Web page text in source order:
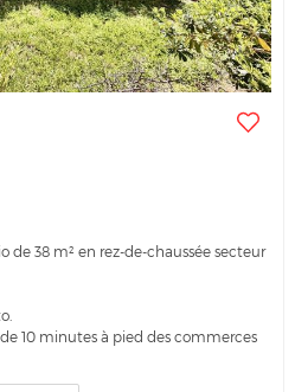
de 38 m² en rez-de-chaussée secteur
10 minutes à pied des commerces